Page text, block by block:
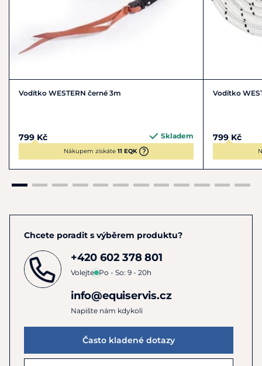
Vodítko WESTERN černé 3m
799 Kč Skladem
Nákupem získáte 11 EQK
Vodítko
799 Kč
Chcete poradit s výběrem produktu?
+420 602 378 801
Volejte Po - So: 9 - 20h
info@equiservis.cz
Napište nám kdykoli
Často kladené dotazy